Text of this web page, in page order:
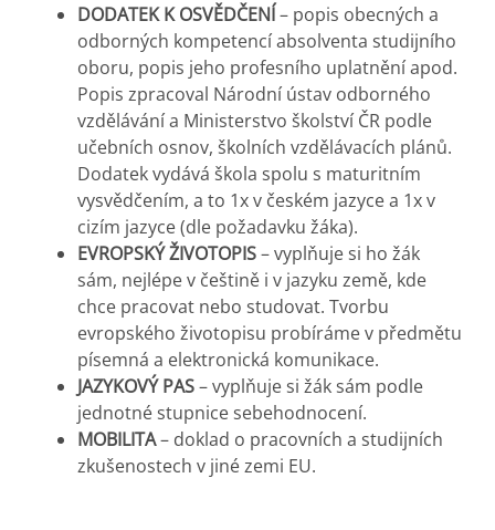
DODATEK K OSVĚDČENÍ– popis obecných a
odborných kompetencí absolventa studijního
oboru, popis jeho profesního uplatnění apod.
Popis zpracoval Národní ústav odborného
vzdělávání a Ministerstvo školství ČR podle
učebních osnov, školních vzdělávacích plánů.
Dodatek vydává škola spolu s maturitním
vysvědčením, a to 1x v českém jazyce a 1x v
cizím jazyce (dle požadavku žáka).
EVROPSKÝ ŽIVOTOPIS– vyplňuje si ho žák
sám, nejlépe v češtině i v jazyku země, kde
chce pracovat nebo studovat. Tvorbu
evropského životopisu probíráme v předmětu
písemná a elektronická komunikace.
JAZYKOVÝ PAS– vyplňuje si žák sám podle
jednotné stupnice sebehodnocení.
MOBILITA– doklad o pracovních a studijních
zkušenostech v jiné zemi EU.